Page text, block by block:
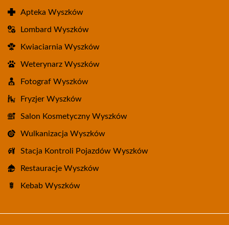
Apteka Wyszków
Lombard Wyszków
Kwiaciarnia Wyszków
Weterynarz Wyszków
Fotograf Wyszków
Fryzjer Wyszków
Salon Kosmetyczny Wyszków
Wulkanizacja Wyszków
Stacja Kontroli Pojazdów Wyszków
Restauracje Wyszków
Kebab Wyszków